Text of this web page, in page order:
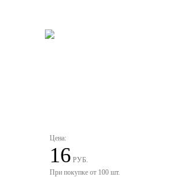
Цена:
16 РУБ.
При покупке от 100 шт.